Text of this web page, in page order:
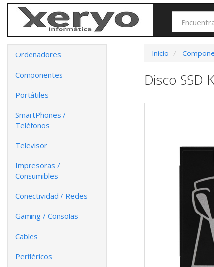
Ordenadores
Componentes
Portátiles
SmartPhones /
Teléfonos
Televisor
Impresoras /
Consumibles
Conectividad / Redes
Gaming / Consolas
Cables
Periféricos
Inicio
Disco SSD